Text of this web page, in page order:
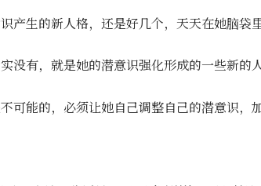
产生的新人格，还是好几个，天天在她脑袋里
没有，就是她的潜意识强化形成的一些新的人
可能的，必须让她自己调整自己的潜意识，